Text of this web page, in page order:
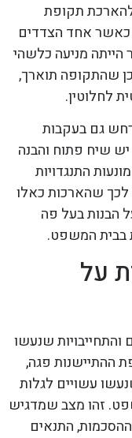
תקופת
כאשר אחד הצדדים
מניעה כלשהי
שהתקופה תוארך,
לחלוטין.
גם בעקבות
שיח פתוח והבנה
התנגדויות
שהארכות כאלו
הבנות בעל פה
בבית המשפט.
על
שנעשו
ההתיישנות פגה,
עשויים לגלות
זהו מצב שמדגיש
התנאים